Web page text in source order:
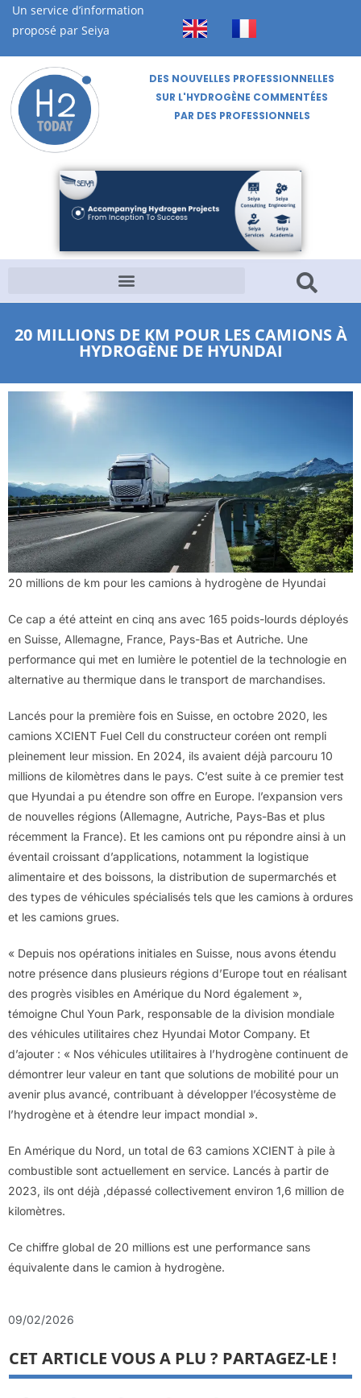
Un service d’information
proposé par Seiya
DES NOUVELLES PROFESSIONNELLES
SUR L'HYDROGÈNE COMMENTÉES
PAR DES PROFESSIONNELS
20 MILLIONS DE KM POUR LES CAMIONS À
HYDROGÈNE DE HYUNDAI
20 millions de km pour les camions à hydrogène de Hyundai
Ce cap a été atteint en cinq ans avec 165 poids-lourds déployés
en Suisse, Allemagne, France, Pays-Bas et Autriche. Une
performance qui met en lumière le potentiel de la technologie en
alternative au thermique dans le transport de marchandises.
Lancés pour la première fois en Suisse, en octobre 2020, les
camions XCIENT Fuel Cell du constructeur coréen ont rempli
pleinement leur mission. En 2024, ils avaient déjà parcouru 10
millions de kilomètres dans le pays. C’est suite à ce premier test
que Hyundai a pu étendre son offre en Europe. l’expansion vers
de nouvelles régions (Allemagne, Autriche, Pays-Bas et plus
récemment la France). Et les camions ont pu répondre ainsi à un
éventail croissant d’applications, notamment la logistique
alimentaire et des boissons, la distribution de supermarchés et
des types de véhicules spécialisés tels que les camions à ordures
et les camions grues.
« Depuis nos opérations initiales en Suisse, nous avons étendu
notre présence dans plusieurs régions d’Europe tout en réalisant
des progrès visibles en Amérique du Nord également »,
témoigne Chul Youn Park, responsable de la division mondiale
des véhicules utilitaires chez Hyundai Motor Company. Et
d’ajouter : « Nos véhicules utilitaires à l’hydrogène continuent de
démontrer leur valeur en tant que solutions de mobilité pour un
avenir plus avancé, contribuant à développer l’écosystème de
l’hydrogène et à étendre leur impact mondial ».
En Amérique du Nord, un total de 63 camions XCIENT à pile à
combustible sont actuellement en service. Lancés à partir de
2023, ils ont déjà ,dépassé collectivement environ 1,6 million de
kilomètres.
Ce chiffre global de 20 millions est une performance sans
équivalente dans le camion à hydrogène.
09/02/2026
CET ARTICLE VOUS A PLU ? PARTAGEZ-LE !